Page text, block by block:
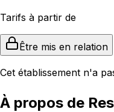
Tarifs à partir de
Être mis en relation
Cet établissement n'a
À propos de